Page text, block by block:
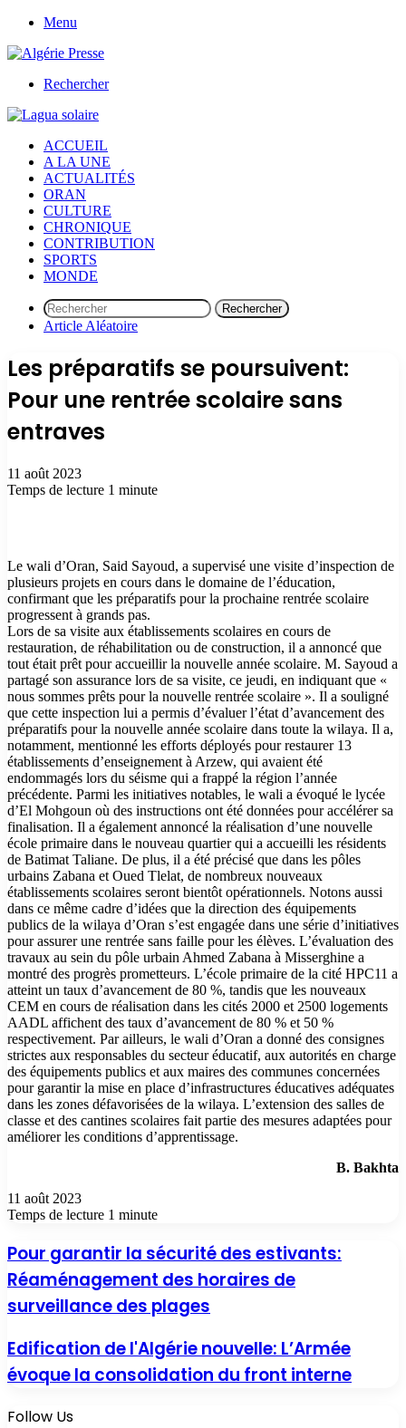
Menu
Rechercher
ACCUEIL
A LA UNE
ACTUALITÉS
ORAN
CULTURE
CHRONIQUE
CONTRIBUTION
SPORTS
MONDE
Rechercher
Article Aléatoire
Les préparatifs se poursuivent:
Pour une rentrée scolaire sans
entraves
11 août 2023
Temps de lecture 1 minute
Le wali d’Oran, Said Sayoud, a supervisé une visite d’inspection de
plusieurs projets en cours dans le domaine de l’éducation,
confirmant que les préparatifs pour la prochaine rentrée scolaire
progressent à grands pas.
Lors de sa visite aux établissements scolaires en cours de
restauration, de réhabilitation ou de construction, il a annoncé que
tout était prêt pour accueillir la nouvelle année scolaire. M. Sayoud a
partagé son assurance lors de sa visite, ce jeudi, en indiquant que «
nous sommes prêts pour la nouvelle rentrée scolaire ». Il a souligné
que cette inspection lui a permis d’évaluer l’état d’avancement des
préparatifs pour la nouvelle année scolaire dans toute la wilaya. Il a,
notamment, mentionné les efforts déployés pour restaurer 13
établissements d’enseignement à Arzew, qui avaient été
endommagés lors du séisme qui a frappé la région l’année
précédente. Parmi les initiatives notables, le wali a évoqué le lycée
d’El Mohgoun où des instructions ont été données pour accélérer sa
finalisation. Il a également annoncé la réalisation d’une nouvelle
école primaire dans le nouveau quartier qui a accueilli les résidents
de Batimat Taliane. De plus, il a été précisé que dans les pôles
urbains Zabana et Oued Tlelat, de nombreux nouveaux
établissements scolaires seront bientôt opérationnels. Notons aussi
dans ce même cadre d’idées que la direction des équipements
publics de la wilaya d’Oran s’est engagée dans une série d’initiatives
pour assurer une rentrée sans faille pour les élèves. L’évaluation des
travaux au sein du pôle urbain Ahmed Zabana à Misserghine a
montré des progrès prometteurs. L’école primaire de la cité HPC11 a
atteint un taux d’avancement de 80 %, tandis que les nouveaux
CEM en cours de réalisation dans les cités 2000 et 2500 logements
AADL affichent des taux d’avancement de 80 % et 50 %
respectivement. Par ailleurs, le wali d’Oran a donné des consignes
strictes aux responsables du secteur éducatif, aux autorités en charge
des équipements publics et aux maires des communes concernées
pour garantir la mise en place d’infrastructures éducatives adéquates
dans les zones défavorisées de la wilaya. L’extension des salles de
classe et des cantines scolaires fait partie des mesures adaptées pour
améliorer les conditions d’apprentissage.
B. Bakhta
11 août 2023
Temps de lecture 1 minute
Pour garantir la sécurité des estivants:
Réaménagement des horaires de
surveillance des plages
Edification de l'Algérie nouvelle: L’Armée
évoque la consolidation du front interne
Follow Us